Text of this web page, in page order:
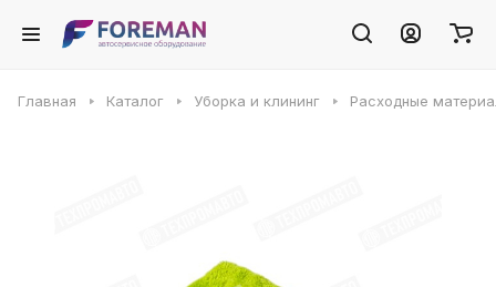
Главная Каталог Уборка и клининг Расходные